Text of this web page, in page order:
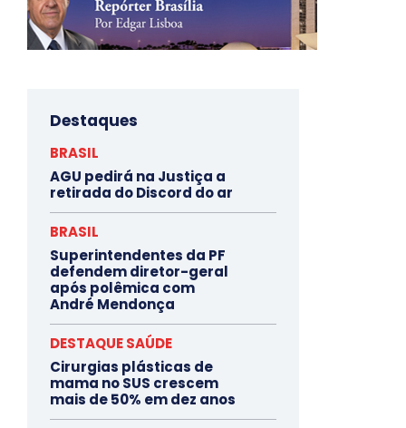
Destaques
BRASIL
AGU pedirá na Justiça a
retirada do Discord do ar
BRASIL
Superintendentes da PF
defendem diretor-geral
após polêmica com
André Mendonça
DESTAQUE SAÚDE
Cirurgias plásticas de
mama no SUS crescem
mais de 50% em dez anos